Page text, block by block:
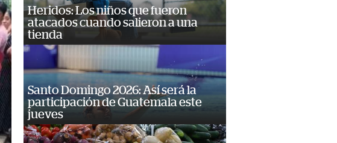
Heridos: Los niños que fueron
atacados cuando salieron a una
tienda
Santo Domingo 2026: Así será la
participación de Guatemala este
jueves